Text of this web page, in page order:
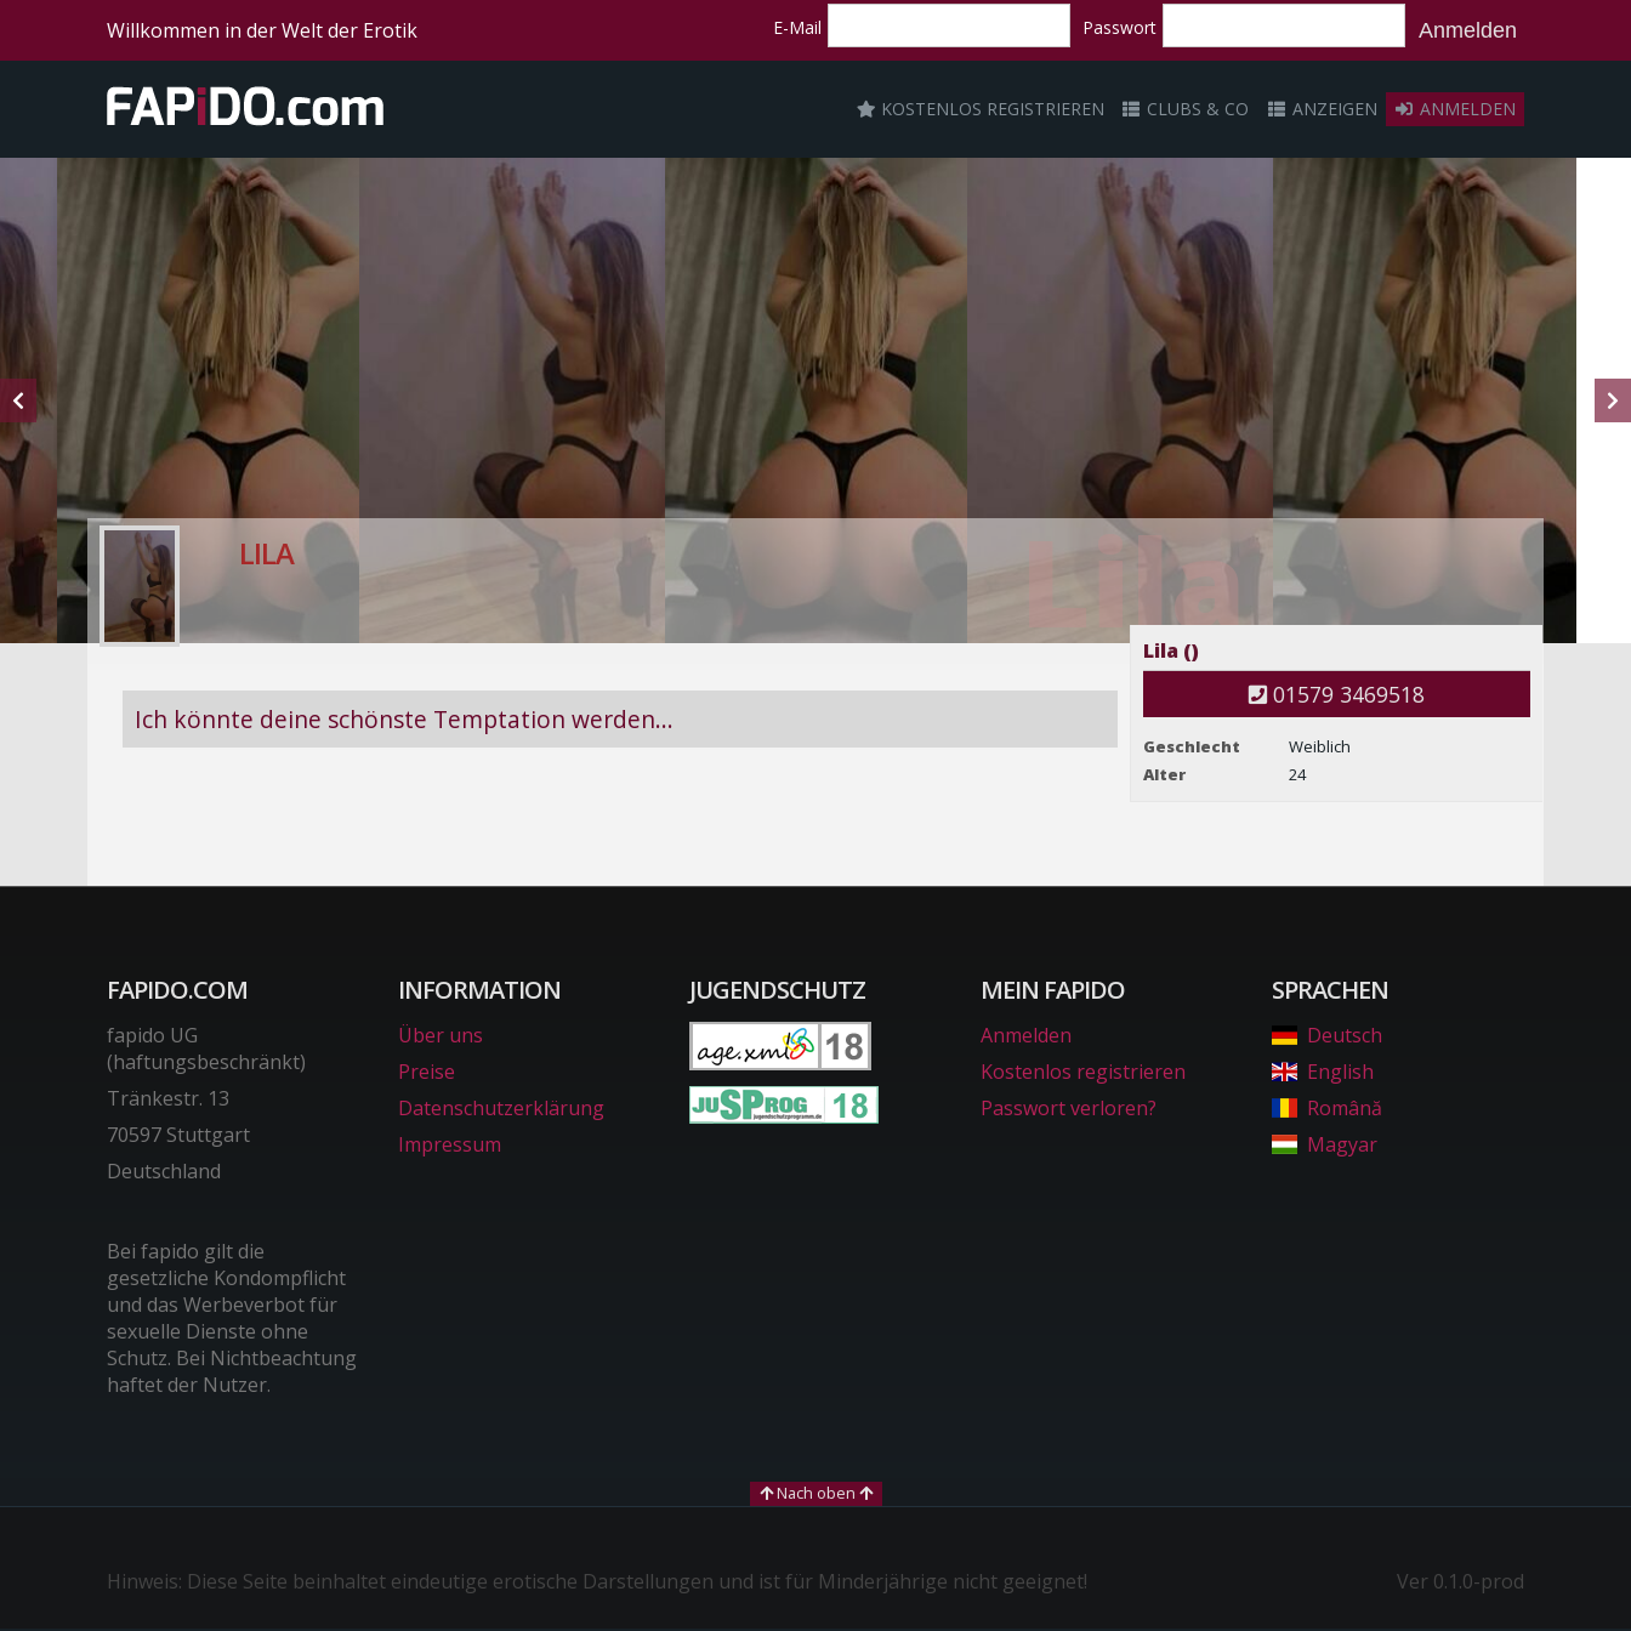
Willkommen in der Welt der Erotik E-Mail Passwort Anmelden
KOSTENLOS REGISTRIEREN CLUBS & CO ANZEIGEN ANMELDEN
Lila
LILA
Lila ()
01579 3469518
Geschlecht
Weiblich
Alter
24
Ich könnte deine schönste Temptation werden...
FAPIDO.COM
fapido UG
(haftungsbeschränkt)
Tränkestr. 13
70597 Stuttgart
Deutschland
Bei fapido gilt die
gesetzliche Kondompflicht
und das Werbeverbot für
sexuelle Dienste ohne
Schutz. Bei Nichtbeachtung
haftet der Nutzer.
INFORMATION
Über uns
Preise
Datenschutzerklärung
Impressum
JUGENDSCHUTZ MEIN FAPIDO
Anmelden
Kostenlos registrieren
Passwort verloren?
SPRACHEN
Deutsch
English
Română
Magyar
Nach oben
Hinweis: Diese Seite beinhaltet eindeutige erotische Darstellungen und ist für Minderjährige nicht geeignet! Ver 0.1.0-prod